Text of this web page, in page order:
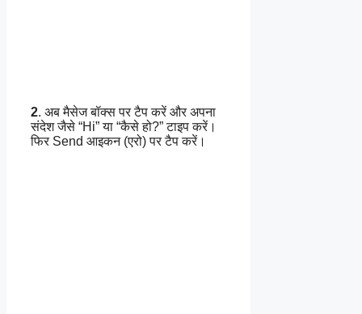
2. अब मैसेज बॉक्स पर टैप करें और अपना
संदेश जैसे “Hi” या “कैसे हो?” टाइप करें।
फिर Send आइकन (एरो) पर टैप करें।